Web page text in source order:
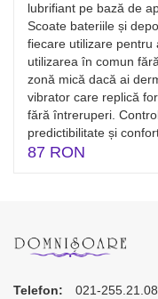
lubrifiant pe bază de
Scoate bateriile și
fiecare utilizare pentru
utilizarea în comun
zonă mică dacă ai
vibrator care replică
fără întreruperi.
predictibilitate și
87 RON
Telefon:
021-255.21.08